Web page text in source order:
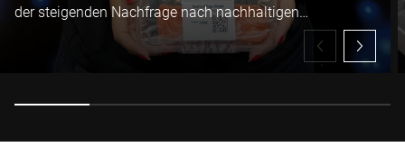
der steigenden Nachfrage nach nachhaltigen
Verpackungen und Etiketten bis hin zu den betrieblichen
und ökologischen Vorteilen der trägerlosen CleanCut®
erschließen können – und dabei zugleich den